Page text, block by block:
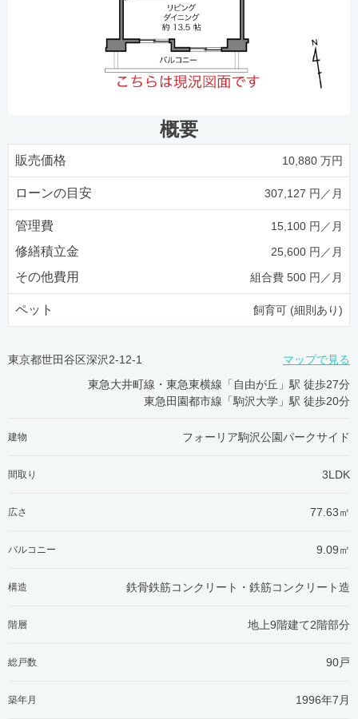
概要
販売価格 10,880 万円
ローンの目安 307,127 円／月
管理費 15,100 円／月
修繕積立金 25,600 円／月
その他費用 組合費 500 円／月
ペット 飼育可 (細則あり)
東京都世田谷区深沢2-12-1
マップで見る
東急大井町線・東急東横線「自由が丘」駅 徒歩27分
東急田園都市線「駒沢大学」駅 徒歩20分
建物 フォーリア駒沢公園パークサイド
間取り 3LDK
広さ 77.63㎡
バルコニー 9.09㎡
構造 鉄骨鉄筋コンクリート・鉄筋コンクリート造
階層 地上9階建て2階部分
総戸数 90戸
築年月 1996年7月